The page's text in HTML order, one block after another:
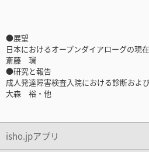
●展望
日本におけるオープンダイアローグの現在
斎藤 環
●研究と報告
成人発達障害検査入院における診断およ
大森 裕・他
isho.jpアプリ